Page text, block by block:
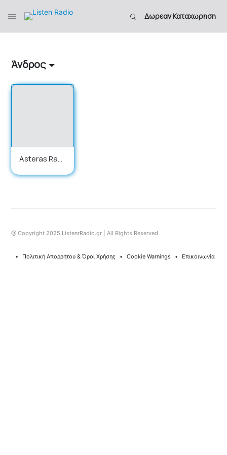
Δωρεαν Καταχωρηση
Άνδρος
Asteras Radi
@ Copyright 2025 ListenrRadio.gr | All Rights Reserved
⠀•⠀ Πολιτική Απορρήτου & Όροι Χρήσης ⠀•⠀Cookie Warnings ⠀•⠀ Επικοινωνία